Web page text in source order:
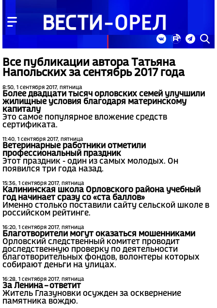
Все публикации автора Татьяна
Напольских за сентябрь 2017 года
8:50, 1 сентября 2017, пятница
Более двадцати тысяч орловских семей улучшили
жилищные условия благодаря материнскому
капиталу
Это самое популярное вложение средств
сертификата.
11:40, 1 сентября 2017, пятница
Ветеринарные работники отметили
профессиональный праздник
Этот праздник - один из самых молодых. Он
появился три года назад.
15:36, 1 сентября 2017, пятница
Калининская школа Орловского района учебный
год начинает сразу со «ста баллов»
Именно столько поставили сайту сельской школе в
российском рейтинге.
16:20, 1 сентября 2017, пятница
Благотворители могут оказаться мошенниками
Орловский следственный комитет проводит
доследственную проверку по деятельности
благотворительных фондов, волонтеры которых
собирают деньги на улицах.
16:28, 1 сентября 2017, пятница
За Ленина – ответит
Житель Глазуновки осужден за осквернение
памятника вождю.